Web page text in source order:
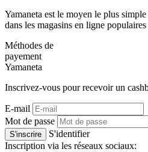
Yamaneta est le moyen le plus
dans les magasins en ligne populaires
Méthodes de
payement
Yamaneta
Inscrivez-vous pour recevoir un
E-mail
Mot de passe
S'inscrire
S'identifier
Inscription via les réseaux sociaux: